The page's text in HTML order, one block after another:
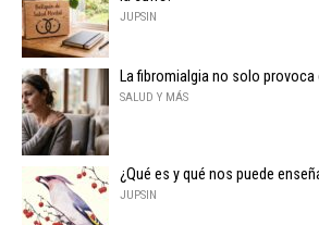
JUPSIN
La fibromialgia no solo
SALUD Y MÁS
¿Qué es y qué nos puede
JUPSIN